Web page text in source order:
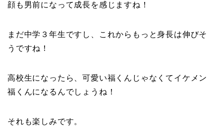
顔も男前になって成長を感じますね！
まだ中学３年生ですし、これからもっと身長は伸びそ
うですね！
高校生になったら、可愛い福くんじゃなくてイケメン
福くんになるんでしょうね！
それも楽しみです。